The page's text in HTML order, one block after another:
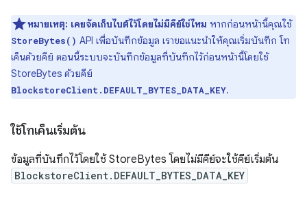
หมายเหตุ: เคยจัดเก็บไบต์ไว้โดยไม่มีคีย์ใช่ไหม หากก่อนหน้านี้คุณใช้
StoreBytes() API เพื่อบันทึกข้อมูล เราขอแนะนำให้คุณเริ่มบันทึก โท
เค็นด้วยคีย์ ตอนนี้ระบบจะบันทึกข้อมูลที่บันทึกไว้ก่อนหน้านี้โดยใช้
StoreBytes ด้วยคีย์
BlockstoreClient.DEFAULT_BYTES_DATA_KEY.
ใช้โทเค็นเริ่มต้น
ข้อมูลที่บันทึกไว้โดยใช้ StoreBytes โดยไม่มีคีย์จะใช้คีย์เริ่มต้น
BlockstoreClient.DEFAULT_BYTES_DATA_KEY